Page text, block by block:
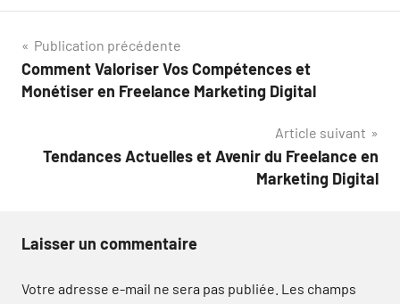
Navigation
de
Publication précédente
Comment Valoriser Vos Compétences et
Monétiser en Freelance Marketing Digital
Article suivant
Tendances Actuelles et Avenir du Freelance en
Marketing Digital
Laisser un commentaire
Votre adresse e-mail ne sera pas publiée. Les champs